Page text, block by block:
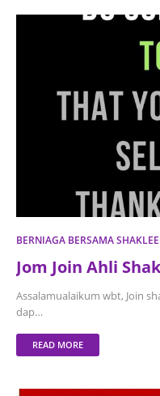
BERNIAGA BERSAMA SHAKLEE
Jom Join Ahli
Assalamualaikum wbt, Join
dap…
READ MORE